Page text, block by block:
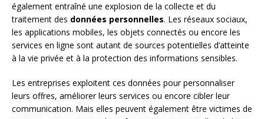
également entraîné une explosion de la collecte et du
traitement des données personnelles. Les réseaux sociaux,
les applications mobiles, les objets connectés ou encore les
services en ligne sont autant de sources potentielles d’atteinte
à la vie privée et à la protection des informations sensibles.
Les entreprises exploitent ces données pour personnaliser
leurs offres, améliorer leurs services ou encore cibler leur
communication. Mais elles peuvent également être victimes de